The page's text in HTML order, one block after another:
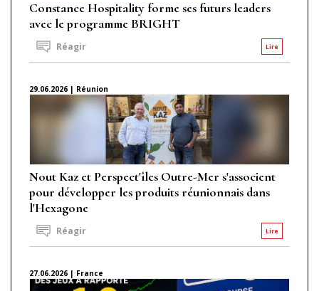
Constance Hospitality forme ses futurs leaders
avec le programme BRIGHT
Lire
Réagir
29.06.2026 | Réunion
Nout Kaz et Perspect'îles Outre-Mer s'associent
pour développer les produits réunionnais dans
l'Hexagone
Lire
Réagir
27.06.2026 | France